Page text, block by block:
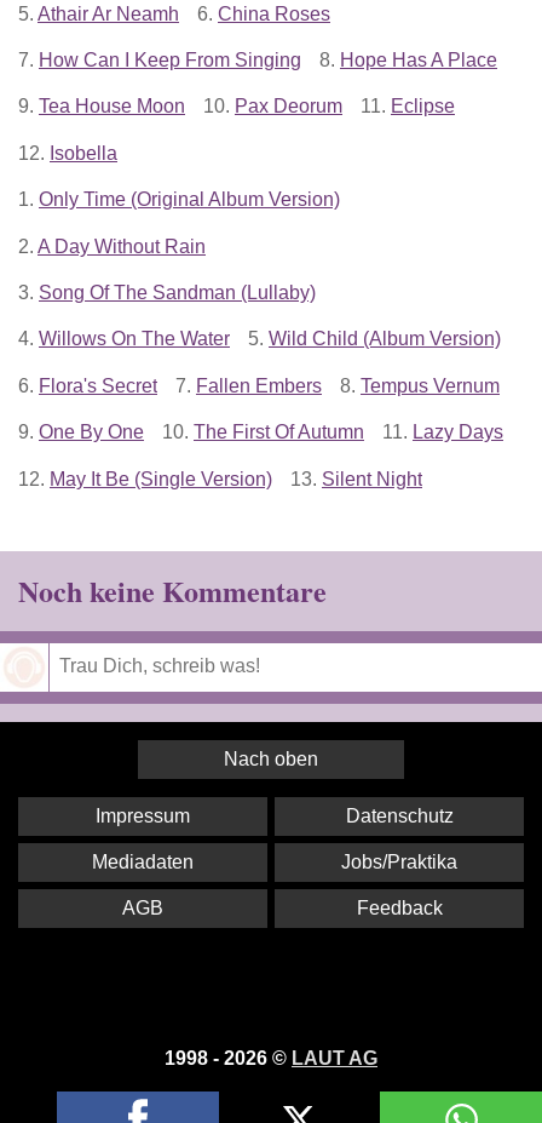
5. Athair Ar Neamh 6. China Roses
7. How Can I Keep From Singing 8. Hope Has A Place
9. Tea House Moon 10. Pax Deorum 11. Eclipse
12. Isobella
1. Only Time (Original Album Version)
2. A Day Without Rain
3. Song Of The Sandman (Lullaby)
4. Willows On The Water 5. Wild Child (Album Version)
6. Flora's Secret 7. Fallen Embers 8. Tempus Vernum
9. One By One 10. The First Of Autumn 11. Lazy Days
12. May It Be (Single Version) 13. Silent Night
Noch keine Kommentare
Nach oben
1998 - 2026 © LAUT AG
Impressum Datenschutz
Mediadaten Jobs/Praktika
AGB Feedback